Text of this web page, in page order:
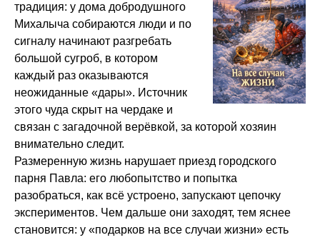
традиция: у дома добродушного
Михалыча собираются люди и по
сигналу начинают разгребать
большой сугроб, в котором
каждый раз оказываются
неожиданные «дары». Источник
этого чуда скрыт на чердаке и
связан с загадочной верёвкой, за которой хозяин
внимательно следит.
Размеренную жизнь нарушает приезд городского
парня Павла: его любопытство и попытка
разобраться, как всё устроено, запускают цепочку
экспериментов. Чем дальше они заходят, тем яснее
становится: у «подарков на все случаи жизни» есть